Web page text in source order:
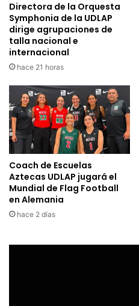
Directora de la Orquesta
Symphonia de la UDLAP
dirige agrupaciones de
talla nacional e
internacional
hace 21 horas
Coach de Escuelas
Aztecas UDLAP jugará el
Mundial de Flag Football
en Alemania
hace 2 días